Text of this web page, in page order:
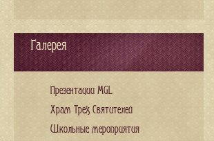
Галерея
Презентации MGL
Храм Трех Святителей
Школьные мероприятия